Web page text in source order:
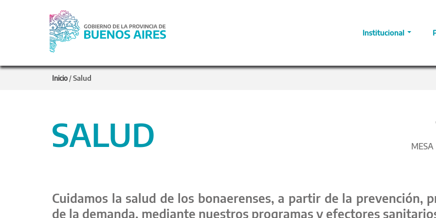
Institucional
Inicio /Salud
SALUD
Cuidamos la salud de los bonaerenses, a partir de la prevención,
de la demanda, mediante nuestros programas y efectores